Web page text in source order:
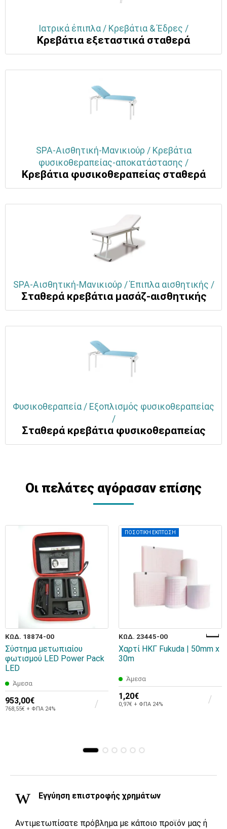
Ιατρικά έπιπλα / Κρεβάτια & Έδρες /
Κρεβάτια εξεταστικά σταθερά
SPA-Αισθητική-Μανικιούρ / Κρεβάτια
φυσικοθεραπείας-αποκατάστασης /
Κρεβάτια φυσικοθεραπείας σταθερά
SPA-Αισθητική-Μανικιούρ / Έπιπλα αισθητικής /
Σταθερά κρεβάτια μασάζ-αισθητικής
Φυσικοθεραπεία / Εξοπλισμός φυσικοθεραπείας
/
Σταθερά κρεβάτια φυσικοθεραπείας
Οι πελάτες αγόρασαν επίσης
ΚΩΔ. 18874-00
Σύστημα μετωπιαίου
φωτισμού LED Power Pack
LED
Άμεσα
953,00€
768,55€ + ΦΠΑ 24%
ΠΟΣΟΤΙΚΗ ΕΚΠΤΩΣΗ
ΚΩΔ. 23445-00
Χαρτί ΗΚΓ Fukuda | 50mm x
30m
Άμεσα
1,20€
0,97€ + ΦΠΑ 24%
Εγγύηση επιστροφής χρημάτων
Αντιμετωπίσατε πρόβλημα με κάποιο προϊόν μας ή